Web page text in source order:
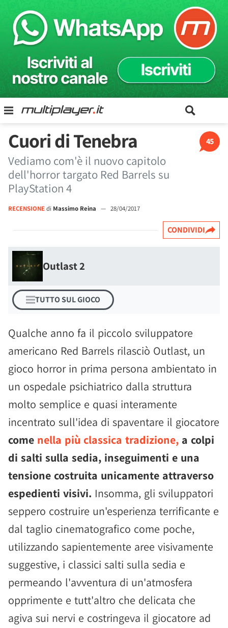
45
Cuori di Tenebra
Vediamo com'è il nuovo capitolo
dell'horror targato Red Barrels su
PlayStation 4
RECENSIONEdi Massimo Reina — 28/04/2017
CONDIVIDI
Outlast 2
TUTTO SUL GIOCO
Qualche anno fa il piccolo sviluppatore
americano Red Barrels rilasciò Outlast, un
gioco horror in prima persona ambientato in
un ospedale psichiatrico dalla struttura
molto semplice e quasi interamente
incentrato sull'idea di spaventare il giocatore
come nella più classica tradizione, a colpi
di salti sulla sedia, inseguimenti e una
tensione costruita unicamente attraverso
espedienti visivi. Insomma, gli sviluppatori
seppero costruire un'esperienza terrificante e
dal taglio cinematografico come poche,
utilizzando sapientemente aree visivamente
suggestive, i classici salti sulla sedia e
permeando l'avventura di un'atmosfera
opprimente e tutt'altro che delicata che
agiva sui nervi e costringeva il giocatore ad